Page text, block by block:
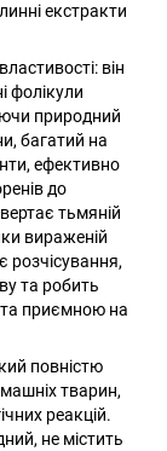
екстракти
він
фолікули
природний
багатий на
ефективно
до
тьмяній
вираженій
розчісування,
та робить
приємною на
повністю
тварин,
реакцій.
не містить